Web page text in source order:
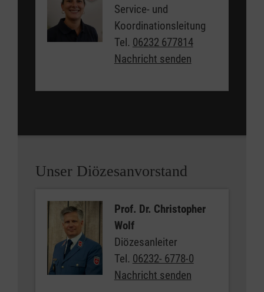
Service- und
Koordinationsleitung
Tel. 06232 677814
Nachricht senden
Unser Diözesanvorstand
Prof. Dr. Christopher
Wolf
Diözesanleiter
Tel. 06232- 6778-0
Nachricht senden